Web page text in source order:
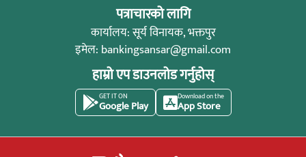
पत्राचारको लागि
कार्यालय: सूर्य विनायक, भक्तपुर
इमेल: bankingsansar@gmail.com
हाम्रो एप डाउनलोड गर्नुहोस्
GET IT ON
Google Play
Download on the
App Store